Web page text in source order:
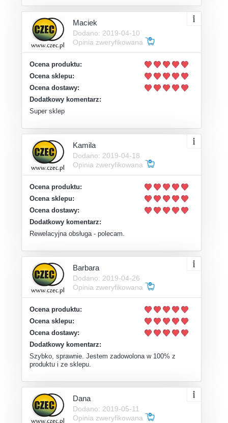
Maciek
Dodano: 2019-04-10
Opinia zweryfikowana
Ocena produktu:
Ocena sklepu:
Ocena dostawy:
Dodatkowy komentarz:
Super sklep
Kamila
Dodano: 2019-04-18
Opinia zweryfikowana
Ocena produktu:
Ocena sklepu:
Ocena dostawy:
Dodatkowy komentarz:
Rewelacyjna obsługa - polecam.
Barbara
Dodano: 2019-04-26
Opinia zweryfikowana
Ocena produktu:
Ocena sklepu:
Ocena dostawy:
Dodatkowy komentarz:
Szybko, sprawnie. Jestem zadowolona w 100% z
produktu i ze sklepu.
Dana
Dodano: 2019-05-11
Opinia zweryfikowana